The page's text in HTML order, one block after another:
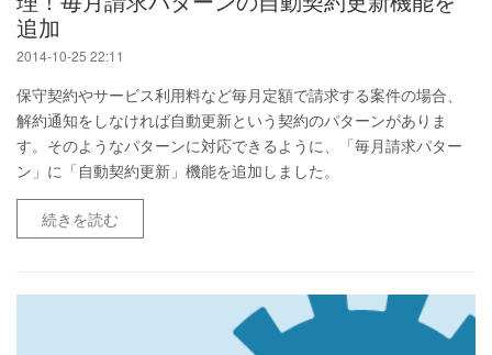
追加
2014-10-25 22:11
保守契約やサービス利用料など毎月定額で請求する案件の場合、
解約通知をしなければ自動更新という契約のパターンがありま
す。そのようなパターンに対応できるように、「毎月請求パター
ン」に「自動契約更新」機能を追加しました。
続きを読む